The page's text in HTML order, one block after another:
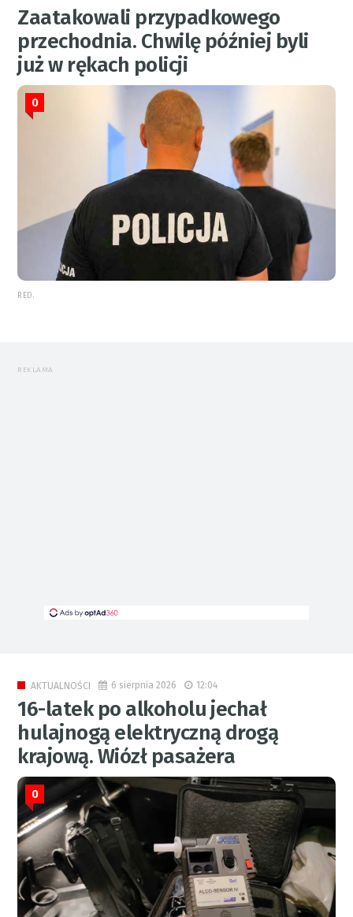
Zaatakowali przypadkowego
przechodnia. Chwilę później byli
już w rękach policji
0
RED.
REKLAMA
AKTUALNOŚCI 6 sierpnia 2026 12:04
16-latek po alkoholu jechał
hulajnogą elektryczną drogą
krajową. Wiózł pasażera
0